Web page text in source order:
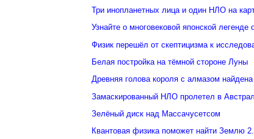
Три инопланетных лица и один НЛО на
Узнайте о многовековой японской
Физик перешёл от скептицизма к
Белая постройка на тёмной стороне Луны
Древняя голова короля с алмазом
Замаскированный НЛО пролетел в
Зелёный диск над Массачусетсом
Квантовая физика поможет найти Землю